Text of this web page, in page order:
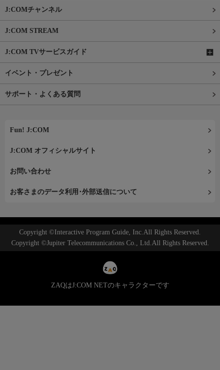
J:COMチャンネル
J:COM STREAM
J:COM TVサービスガイド
イベント・プレゼント
サポート・よくある質問
Fun! J:COM
J:COM オフィシャルサイト
お問い合わせ
お客さまのデータ利用･外部送信について
Copyright ©Interactive Program Guide, Inc.All Rights Reserved.
Copyright ©Jupiter Telecommunications Co., Ltd.All Rights Reserved.
ZAQはJ:COM NETのキャラクターです